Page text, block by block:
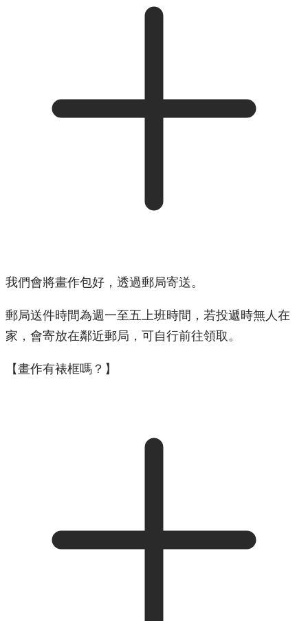
我們會將畫作包好，透過郵局寄送。
郵局送件時間為週一至五上班時間，若投遞時無人在
家，會寄放在鄰近郵局，可自行前往領取。
【畫作有裱框嗎？】